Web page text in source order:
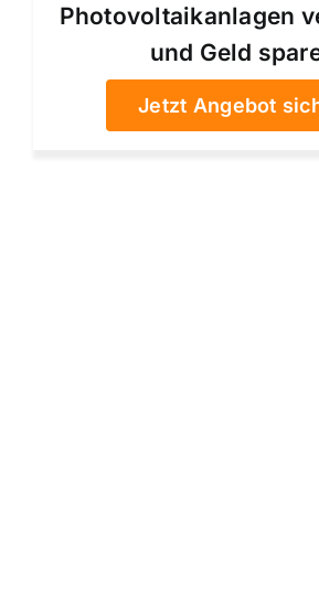
Photovoltaikanlagen
und Geld
Jetzt Angebot